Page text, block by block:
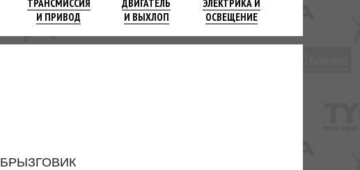
ТРАНСМИССИЯ
И ПРИВОД
ДВИГАТЕЛЬ
И ВЫХЛОП
ЭЛЕКТРИКА И
ОСВЕЩЕНИЕ
БРЫЗГОВИК